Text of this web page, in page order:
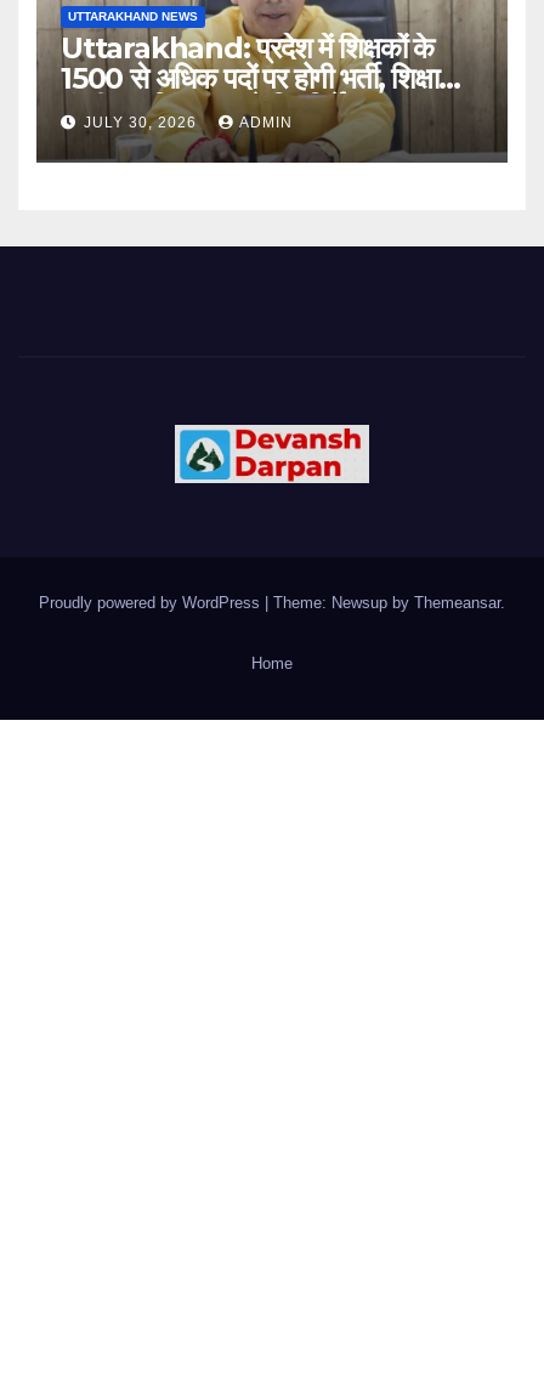
UTTARAKHAND NEWS
Uttarakhand: प्रदेश में शिक्षकों के
1500 से अधिक पदों पर होगी भर्ती, शिक्षा
मंत्री धन सिंह रावत ने दिए निर्देश
JULY 30, 2026 ADMIN
Proudly powered by WordPress Theme: Newsup by Themeansar.
Home